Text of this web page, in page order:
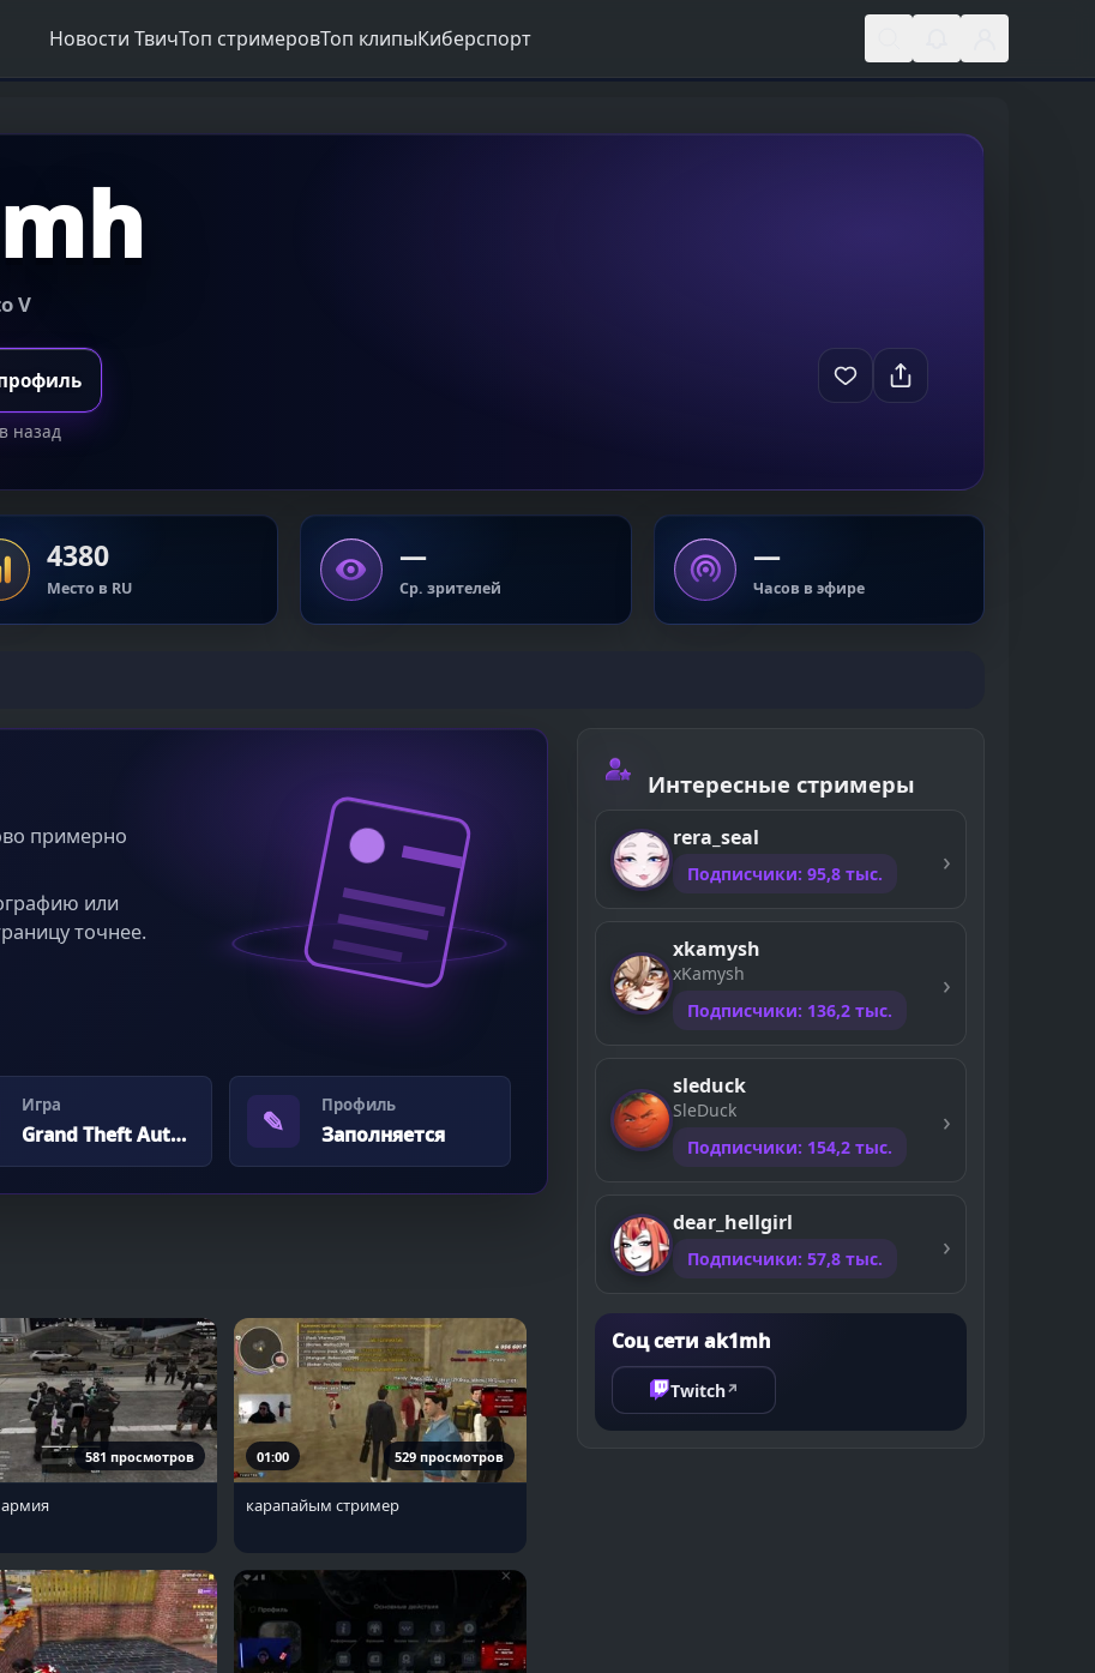
Новости ТвичТоп стримеровТоп клипыКиберспорт
V
назад
4380
Место в RU
—
Ср. зрителей
—
Часов в эфире
примерно
или
точнее.
Игра
Grand Theft Auto V ✎ Профиль
Заполняется
581 просмотров
армия
01:00 529 просмотров
карапайым стример
Интересные стримеры
rera_seal
Подписчики: 95,8 тыс.
xkamysh
xKamysh
Подписчики: 136,2 тыс.
sleduck
SleDuck
Подписчики: 154,2 тыс.
dear_hellgirl
Подписчики: 57,8 тыс.
Соц сети ak1mh
Twitch↗